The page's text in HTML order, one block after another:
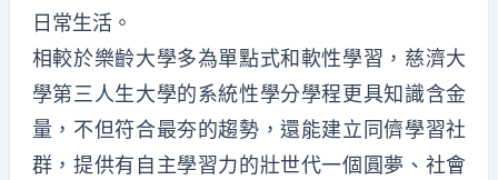
日常生活。
相較於樂齡大學多為單點式和軟性學習，慈濟大
學第三人生大學的系統性學分學程更具知識含金
量，不但符合最夯的趨勢，還能建立同儕學習社
群，提供有自主學習力的壯世代一個圓夢、社會